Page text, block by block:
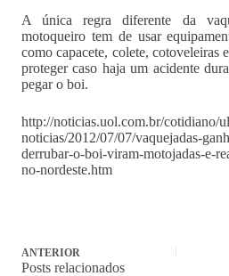
A única regra diferente da
motoqueiro tem de usar
como capacete, colete, cotoveleiras
proteger caso haja um acidente
pegar o boi.
http://noticias.uol.com.br/cotidiano/
noticias/2012/07/07/vaquejadas-
derrubar-o-boi-viram-motojadas-e-
no-nordeste.htm
ANTERIOR
Posts relacionados